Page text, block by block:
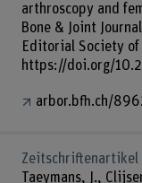
arthroscopy and
Bone & Joint
Editorial Society of
https://doi.org/
arbor.bfh.ch/
Zeitschriftenartikel
Taeymans, J.,